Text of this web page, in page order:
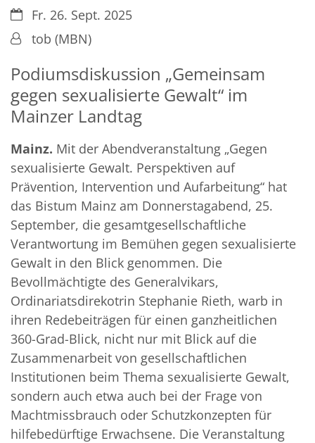
Datum:Fr. 26. Sept. 2025
Von:tob (MBN)
Podiumsdiskussion „Gemeinsam
gegen sexualisierte Gewalt“ im
Mainzer Landtag
Mainz. Mit der Abendveranstaltung „Gegen
sexualisierte Gewalt. Perspektiven auf
Prävention, Intervention und Aufarbeitung“ hat
das Bistum Mainz am Donnerstagabend, 25.
September, die gesamtgesellschaftliche
Verantwortung im Bemühen gegen sexualisierte
Gewalt in den Blick genommen. Die
Bevollmächtigte des Generalvikars,
Ordinariatsdirekotrin Stephanie Rieth, warb in
ihren Redebeiträgen für einen ganzheitlichen
360-Grad-Blick, nicht nur mit Blick auf die
Zusammenarbeit von gesellschaftlichen
Institutionen beim Thema sexualisierte Gewalt,
sondern auch etwa auch bei der Frage von
Machtmissbrauch oder Schutzkonzepten für
hilfebedürftige Erwachsene. Die Veranstaltung